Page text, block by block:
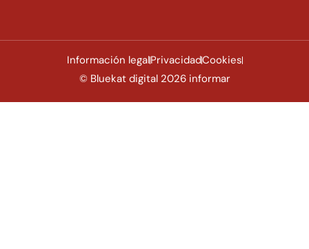
Información legalPrivacidadCookies
© Bluekat digital 2026 informar